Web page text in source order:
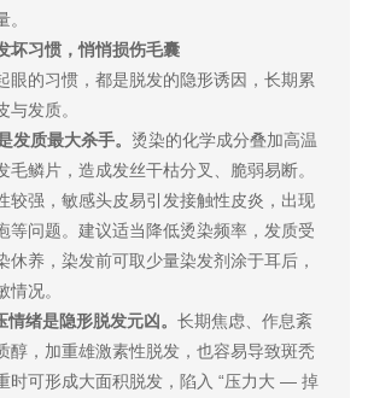
坏习惯，悄悄损伤毛囊
眼的习惯，都是脱发的隐形诱因，长期累
与发质。
发质最大杀手。 烫染的化学成分叠加高温
毛鳞片，造成发丝干枯分叉、脆弱易断。
较强，敏感头皮易引发接触性皮炎，出现
等问题。建议适当降低烫染频率，发质受
休养，染发前可取少量染发剂涂于耳后，
况。
绪是隐形脱发元凶。 长期焦虑、作息紊
醇，加重雄激素性脱发，也容易导致斑秃
时可形成大面积脱发，陷入 “压力大 — 掉